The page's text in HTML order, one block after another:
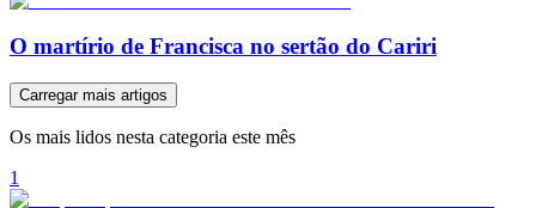
O martírio de Francisca no sertão do Cariri
Carregar mais artigos
Os mais lidos nesta categoria este mês
1